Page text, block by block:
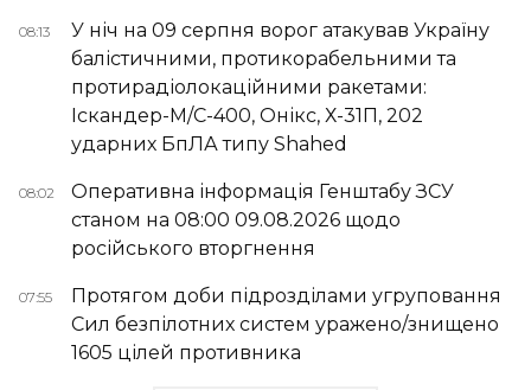
08:13
У ніч на 09 серпня ворог атакував Україну
балістичними, протикорабельними та
протирадіолокаційними ракетами:
Іскандер-М/С-400, Онікс, Х-31П, 202
ударних БпЛА типу Shahed
08:02
Оперативна інформація Генштабу ЗСУ
станом на 08:00 09.08.2026 щодо
російського вторгнення
07:55
Протягом доби підрозділами угруповання
Сил безпілотних систем уражено/знищено
1605 цілей противника